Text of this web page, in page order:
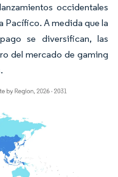
occidentales
Pacífico. A medida que la
se diversifican, las
del mercado de gaming